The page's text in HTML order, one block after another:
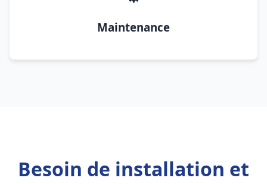
Maintenance
Besoin de installation et